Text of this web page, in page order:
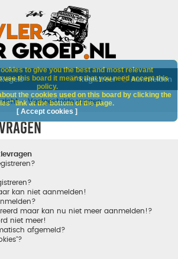
Regels Aanmelden
Registreer
Veelgestelde vragen
kan niet aanmelden!
maar kan nu niet meer aanmelden!?
niet meer!
afgemeld?
to give you the best and most relevant
use this board it means that you need accept this
policy.
the cookies used on this board by clicking the
link at the bottom of the page.
[ Accept cookies ]